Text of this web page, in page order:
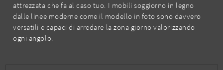
attrezzata che fa al caso tuo. I mobili soggiorno in legno
dalle linee moderne come il modello in foto sono davvero
versatili e capaci di arredare la zona giorno valorizzando
ogni angolo.